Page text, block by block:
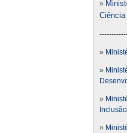
»
»
»
»
Inclusão
»